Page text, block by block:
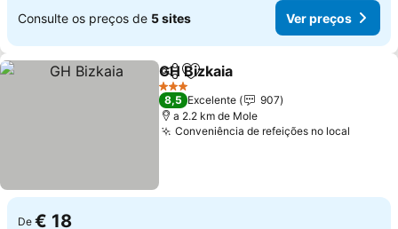
Consulte os preços de 5 sites Ver preços
PartilharAdicionar aos favoritos
GH Bizkaia
3 Estrelas
8,5 Excelente
907
a 2.2 km de Mole
Conveniência de refeições no local
De € 18